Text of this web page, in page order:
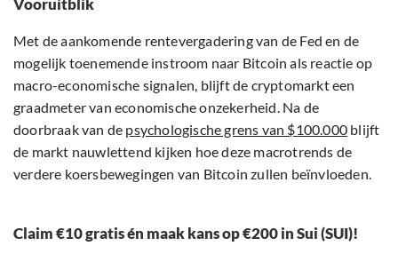
Vooruitblik
Met de aankomende rentevergadering van de Fed en de
mogelijk toenemende instroom naar Bitcoin als reactie op
macro-economische signalen, blijft de cryptomarkt een
graadmeter van economische onzekerheid. Na de
doorbraak van de psychologische grens van $100.000 blijft
de markt nauwlettend kijken hoe deze macrotrends de
verdere koersbewegingen van Bitcoin zullen beïnvloeden.
Claim €10 gratis én maak kans op €200 in Sui (SUI)!